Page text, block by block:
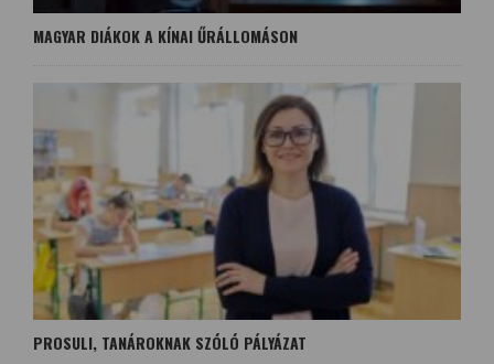
MAGYAR DIÁKOK A KÍNAI ŰRÁLLOMÁSON
PROSULI, TANÁROKNAK SZÓLÓ PÁLYÁZAT